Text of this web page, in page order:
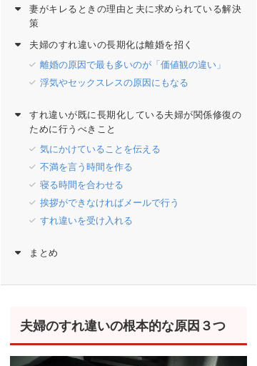
妻がキレるときの理由と夫に求められている解決
策
夫婦のすれ違いの長期化は離婚を招く
離婚の原因で最も多いのが「価値観の違い」
浮気やセックスレスの原因にもなる
すれ違いが既に長期化している夫婦が関係修復の
ために行うべきこと
気にかけていることを伝える
不満を言う時間を作る
寝る時間を合わせる
挨拶ができなければメールで行う
すれ違いを受け入れる
まとめ
夫婦のすれ違いの根本的な原因３つ